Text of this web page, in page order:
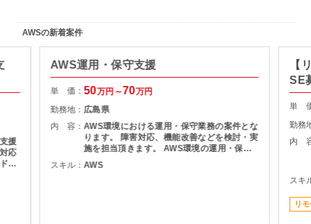
AWSの新着案件
援
応
キ
AWS運用・保守支援
単 価：50万円～70万円
勤務地： 広島県
内 容：AWS環境における運用・保守業務の案件とな
ります。 障害対応、機能改善などを検討・実
施を担当頂きます。 AWS環境の運用・保守
障害調査 マニュアル作成
スキル：AWS
【
SE
単
勤務
内
スキ
リ